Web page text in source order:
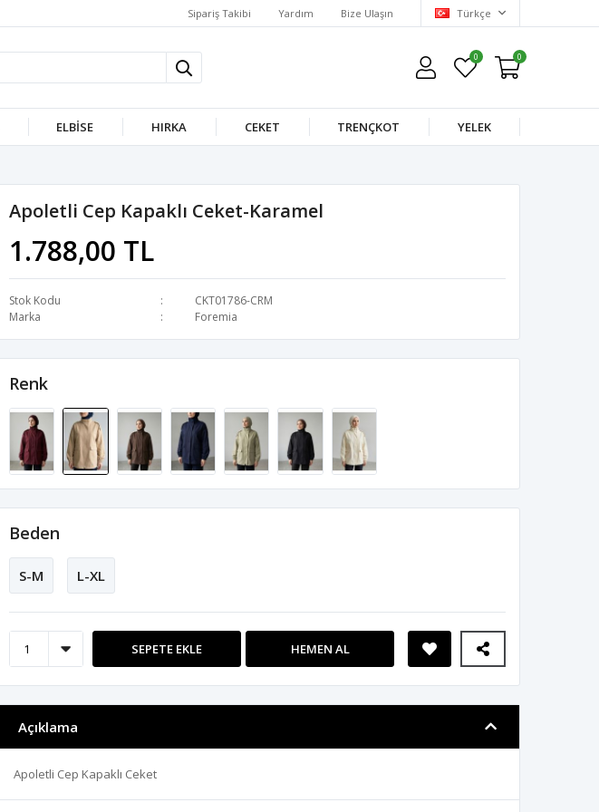
Sipariş Takibi Yardım Bize Ulaşın Türkçe
0 0
ELBISE HIRKA CEKET TRENÇKOT YELEK
Apoletli Cep Kapaklı Ceket-Karamel
1.788,00 TL
Stok Kodu
CKT01786-CRM
Marka
Foremia
Renk
Beden
S-M L-XL
SEPETE EKLE HEMEN AL
Açıklama
Apoletli Cep Kapaklı Ceket